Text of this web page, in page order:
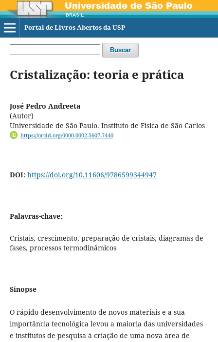
Portal de Livros Abertos da USP
Buscar
Cristalização: teoria e prática
José Pedro Andreeta
(Autor)
Universidade de São Paulo. Instituto de Física de São Carlos
https://orcid.org/0000-0002-5607-7440
DOI: https://doi.org/10.11606/9786599344947
Palavras-chave:
Cristais, crescimento, preparação de cristais, diagramas de
fases, processos termodinâmicos
Sinopse
O rápido desenvolvimento de novos materiais e a sua
importância tecnológica levou a maioria das universidades
e institutos de pesquisa à criação de uma nova área de